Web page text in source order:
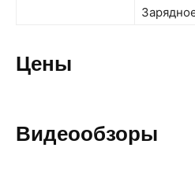
Цены
Видеообзоры